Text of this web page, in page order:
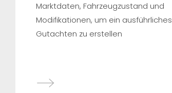
Marktdaten, Fahrzeugzustand und
Modifikationen, um ein ausführliches
Gutachten zu erstellen